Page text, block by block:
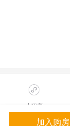
加入购
小程序